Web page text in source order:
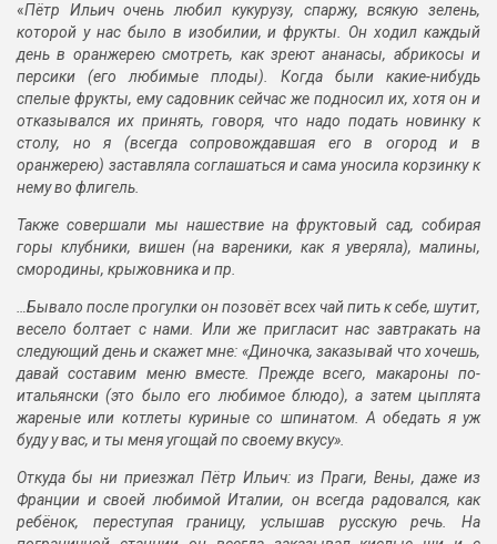
«Пётр Ильич очень любил кукурузу, спаржу, всякую зелень,
которой у нас было в изобилии, и фрукты. Он ходил каждый
день в оранжерею смотреть, как зреют ананасы, абрикосы и
персики (его любимые плоды). Когда были какие-нибудь
спелые фрукты, ему садовник сейчас же подносил их, хотя он и
отказывался их принять, говоря, что надо подать новинку к
столу, но я (всегда сопровождавшая его в огород и в
оранжерею) заставляла соглашаться и сама уносила корзинку к
нему во флигель.
Также совершали мы нашествие на фруктовый сад, собирая
горы клубники, вишен (на вареники, как я уверяла), малины,
смородины, крыжовника и пр.
…Бывало после прогулки он позовёт всех чай пить к себе, шутит,
весело болтает с нами. Или же пригласит нас завтракать на
следующий день и скажет мне: «Диночка, заказывай что хочешь,
давай составим меню вместе. Прежде всего, макароны по-
итальянски (это было его любимое блюдо), а затем цыплята
жареные или котлеты куриные со шпинатом. А обедать я уж
буду у вас, и ты меня угощай по своему вкусу».
Откуда бы ни приезжал Пётр Ильич: из Праги, Вены, даже из
Франции и своей любимой Италии, он всегда радовался, как
ребёнок, переступая границу, услышав русскую речь. На